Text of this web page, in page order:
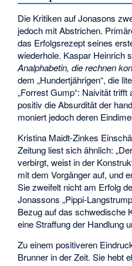
Die Kritiken auf Jonasons
jedoch mit Abstrichen.
das Erfolgsrezept seines
wiederhole. Kaspar Heinrich
Analphabetin, die rechnen
dem „Hundertjährigen“, die
„Forrest Gump“: Naivität
positiv die Absurdität der
moniert jedoch deren
Kristina Maidt-Zinkes
Zeitung liest sich ähnlich:
verbirgt, weist in der
mit dem Vorgänger auf, und
Sie zweifelt nicht am Erfolg
Jonassons „Pippi-
Bezug auf das schwedische
eine Straffung der Handlung
Zu einem positiveren
Brunner in der Zeit. Sie hebt